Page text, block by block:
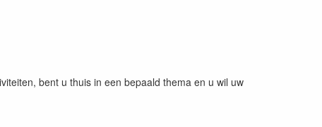
bent u thuis in een bepaald thema en u wil uw